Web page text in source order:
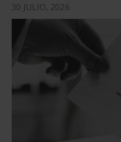
30 JULIO, 2026